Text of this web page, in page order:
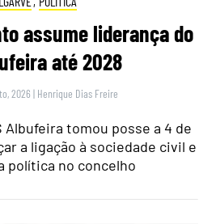
assume liderança do
até 2028
2026 | Henrique Dias Freire
Albufeira tomou posse a 4 de
a ligação à sociedade civil e
política no concelho